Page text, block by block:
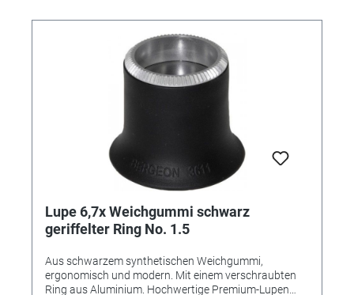
Lupe 6,7x Weichgummi schwarz
geriffelter Ring No. 1.5
Aus schwarzem synthetischen Weichgummi,
ergonomisch und modern. Mit einem verschraubten
Ring aus Aluminium. Hochwertige Premium-Lupen